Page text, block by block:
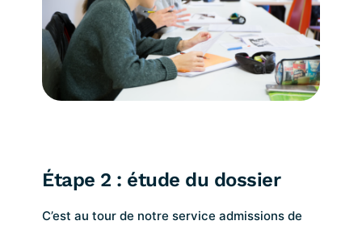
Étape 2 : étude du dossier
C’est au tour de notre service admissions de